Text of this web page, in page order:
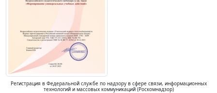
Регистрация в Федеральной службе по надзору в сфере связи, информационных
технологий и массовых коммуникаций (Роскомнадзор)